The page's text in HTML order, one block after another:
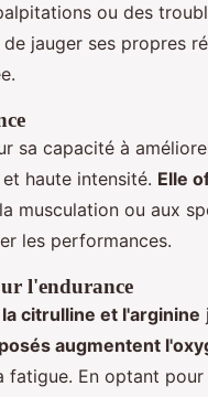
ou des
de jauger ses propres
sa capacité à
haute intensité. Elle
musculation ou aux
les performances.
l'endurance
citrulline et l'arginine
augmentent
fatigue. En optant